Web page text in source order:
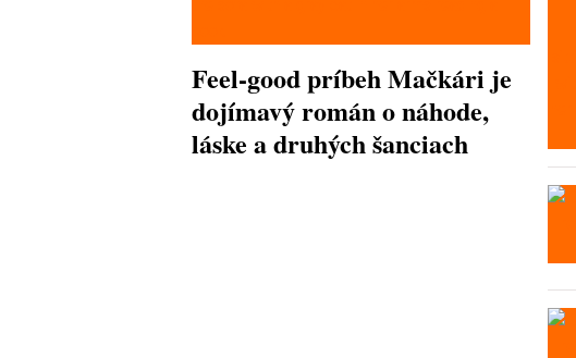
Feel-good príbeh Mačkári je
dojímavý román o náhode,
láske a druhých šanciach